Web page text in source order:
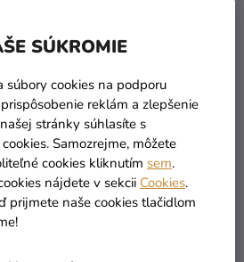
SÚKROMIE
súbory cookies na podporu
reklám a zlepšenie
stránky súhlasíte s
Samozrejme, môžete
cookies kliknutím sem.
nájdete v sekcii Cookies.
prijmete naše cookies tlačidlom
DOPRAVA ZADARMO
už od 49 Eur